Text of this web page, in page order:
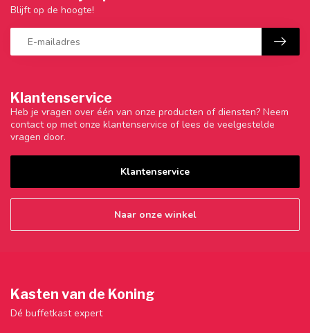
Klantenservice
Heb je vragen over één van onze producten of diensten? Neem
contact op met onze klantenservice of lees de veelgestelde
vragen door.
Klantenservice
Naar onze winkel
Blijft op de hoogte!
Kasten van de Koning
Dé buffetkast expert